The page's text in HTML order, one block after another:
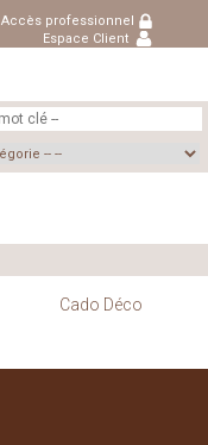
Accès professionnel
Espace Client
Cado Déco